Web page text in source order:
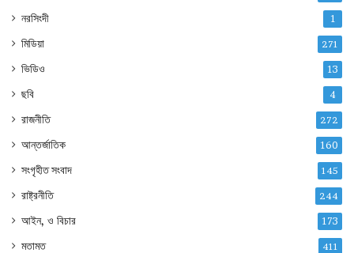
নরসিংদী 1
মিডিয়া 271
ভিডিও 13
ছবি 4
রাজনীতি 272
আন্তর্জাতিক 160
সংগৃহীত সংবাদ 145
রাষ্ট্রনীতি 244
আইন, ও বিচার 173
মতামত 411